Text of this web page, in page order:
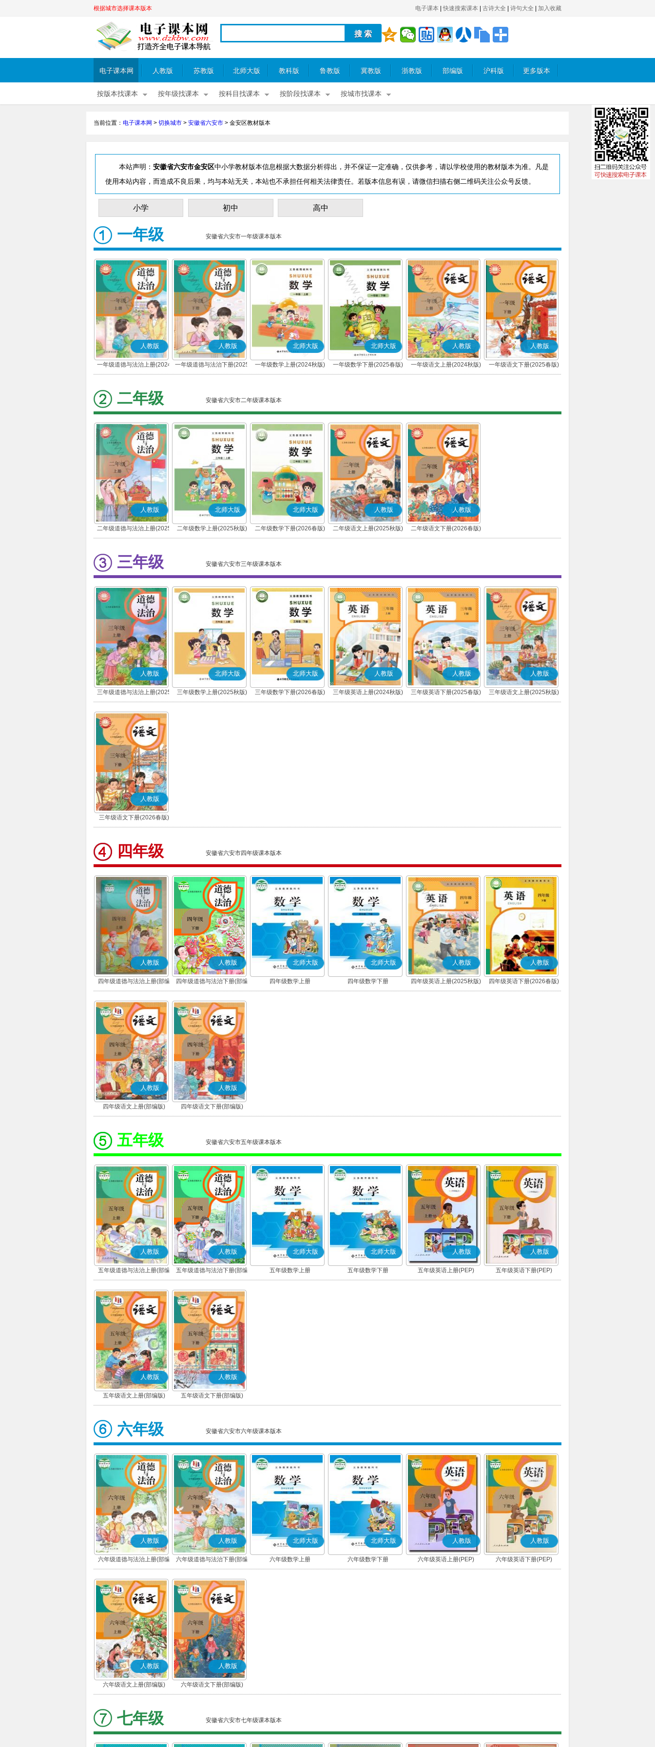
根据城市选择课本版本 电子课本 快速搜索课本 古诗大全 诗句大全 加入收藏
电子课本网 人教版 苏教版 北师大版 教科版 鲁教版 冀教版 浙教版 部编版 沪科版 更多版本
按版本找课本 按年级找课本 按科目找课本 按阶段找课本 按城市找课本
当前位置： 电子课本网 > 切换城市 > 安徽省六安市 > 金安区教材版本
本站声明： 安徽省六安市金安区中小学教材版本信息根据大数据分析得出，并不保证一定准确，仅供参考，请以学校使用的教材版本为准。凡是
使用本站内容，而造成不良后果，均与本站无关，本站也不承担任何相关法律责任。若版本信息有误，请微信扫描右侧二维码关注公众号反馈。
小学 初中 高中
一年级 安徽省六安市一年级课本版本
人教版
一年级道德与法治上册(2024
秋版)(部编版)
人教版
一年级道德与法治下册(2025
春版)(部编版)
北师大版
一年级数学上册(2024秋版)
北师大版
一年级数学下册(2025春版)
人教版
一年级语文上册(2024秋版)
(部编版)
人教版
一年级语文下册(2025春版)
(部编版)
二年级 安徽省六安市二年级课本版本
人教版
二年级道德与法治上册(2025
秋版)(部编版)
北师大版
二年级数学上册(2025秋版)
北师大版
二年级数学下册(2026春版)
人教版
二年级语文上册(2025秋版)
(部编版)
人教版
二年级语文下册(2026春版)
(部编版)
三年级 安徽省六安市三年级课本版本
人教版
三年级道德与法治上册(2025
秋版)(部编版)
北师大版
三年级数学上册(2025秋版)
北师大版
三年级数学下册(2026春版)
人教版
三年级英语上册(2024秋版)
(PEP)
人教版
三年级英语下册(2025春版)
(PEP)
人教版
三年级语文上册(2025秋版)
(部编版)
人教版
三年级语文下册(2026春版)
(部编版)
四年级 安徽省六安市四年级课本版本
人教版
四年级道德与法治上册(部编
版)
人教版
四年级道德与法治下册(部编
版)
北师大版
四年级数学上册
北师大版
四年级数学下册
人教版
四年级英语上册(2025秋版)
(PEP)
人教版
四年级英语下册(2026春版)
(PEP)
人教版
四年级语文上册(部编版)
人教版
四年级语文下册(部编版)
五年级 安徽省六安市五年级课本版本
人教版
五年级道德与法治上册(部编
版)
人教版
五年级道德与法治下册(部编
版)
北师大版
五年级数学上册
北师大版
五年级数学下册
人教版
五年级英语上册(PEP)
人教版
五年级英语下册(PEP)
人教版
五年级语文上册(部编版)
人教版
五年级语文下册(部编版)
六年级 安徽省六安市六年级课本版本
人教版
六年级道德与法治上册(部编
版)
人教版
六年级道德与法治下册(部编
版)
北师大版
六年级数学上册
北师大版
六年级数学下册
人教版
六年级英语上册(PEP)
人教版
六年级英语下册(PEP)
人教版
六年级语文上册(部编版)
人教版
六年级语文下册(部编版)
七年级 安徽省六安市七年级课本版本